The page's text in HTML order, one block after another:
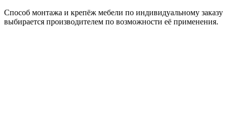
Способ монтажа и крепёж мебели по индивидуальному заказу
выбирается производителем по возможности её применения.